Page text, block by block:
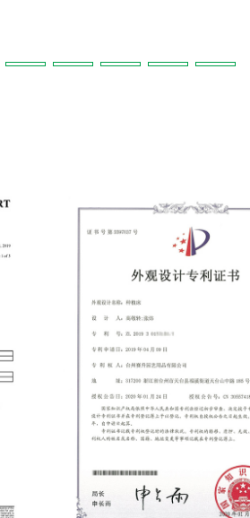
Schuppens aus Stahl ist
Stahl ist beständig
wie Regen,
Temperaturen. Im
verzieht sich Stahl
und verrottet nicht, was
Wahl für die
Geringer
zu Holzschuppen